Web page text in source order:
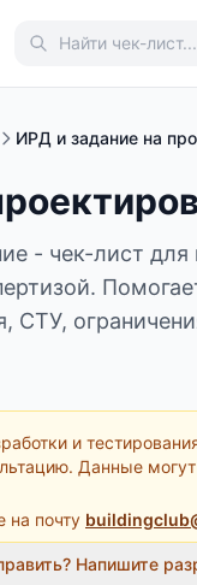
ИРД и задание на
- чек-лист
и
Данные
на почту
Напишите